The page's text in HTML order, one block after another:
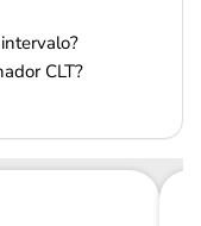
CLT?